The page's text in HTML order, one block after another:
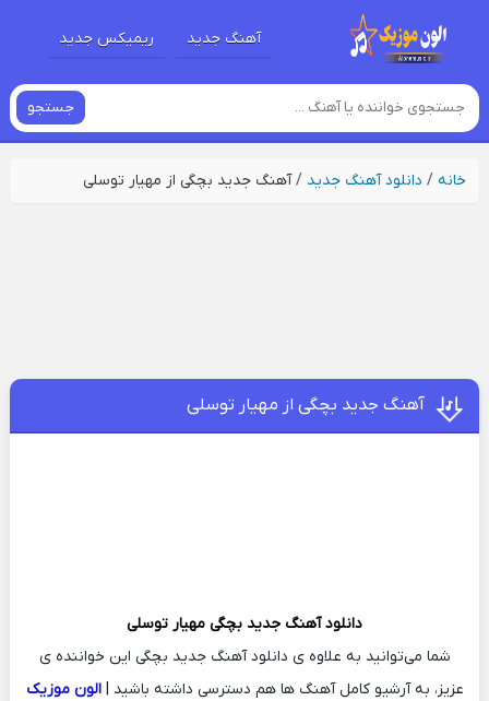
آهنگ جدید ریمیکس جدید
جستجو
خانه/ دانلود آهنگ جدید /آهنگ جدید بچگی از مهیار توسلی
آهنگ جدید بچگی از مهیار توسلی
دانلود آهنگ جدید بچگی مهیار توسلی
شما می‌توانید به علاوه ی دانلود آهنگ جدید بچگی این خواننده ی
عزیز، به آرشیو کامل آهنگ ها هم دسترسی داشته باشید |الون موزیک